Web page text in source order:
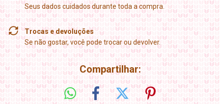
Seus dados cuidados durante toda a compra.
Trocas e devoluções
Se não gostar, você pode trocar ou devolver.
Compartilhar: